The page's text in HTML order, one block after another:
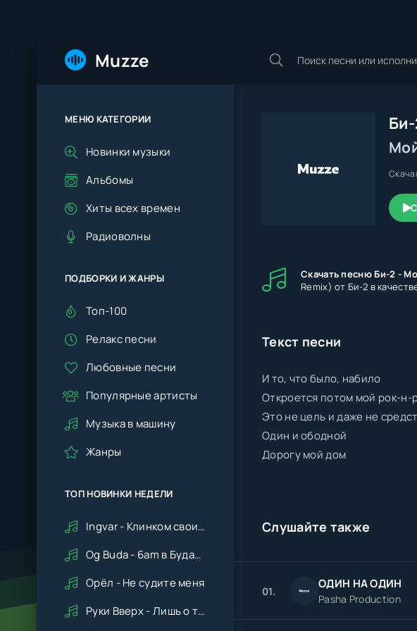
Muzze
Скачать песню Би-2 -
Remix) от Би-2 в
Текст песни
И то, что было, набило
Откроется потом мой рок-н-
Это не цель и даже не
Один и ободной
Дорогу мой дом
Слушайте также
01. ОДИН НА ОДИН
Pasha Production
МЕНЮ КАТЕГОРИИ
Новинки музыки
Альбомы
Хиты всех времен
Радиоволны
ПОДБОРКИ И ЖАНРЫ
Топ-100
Релакс песни
Любовные песни
Популярные артисты
Музыка в машину
Жанры
ТОП НОВИНКИ НЕДЕЛИ
Ingvar - Клинком своим ударишь ты по сердцу мне
Og Buda - 6am в Будапеште
Орёл - Не судите меня
Руки Вверх - Лишь о тебе мечтая (Remix cover Deep House)